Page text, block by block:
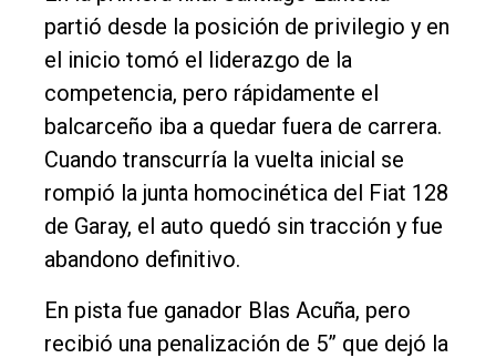
partió desde la posición de privilegio y en
el inicio tomó el liderazgo de la
competencia, pero rápidamente el
balcarceño iba a quedar fuera de carrera.
Cuando transcurría la vuelta inicial se
rompió la junta homocinética del Fiat 128
de Garay, el auto quedó sin tracción y fue
abandono definitivo.
En pista fue ganador Blas Acuña, pero
recibió una penalización de 5” que dejó la